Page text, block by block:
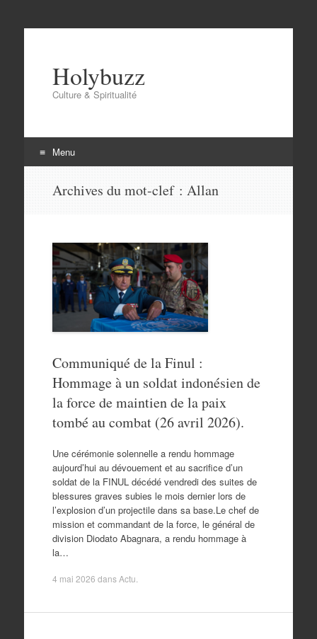
Holybuzz
Culture & Spiritualité
Menu
Archives du mot-clef : Allan
Communiqué de la Finul :
Hommage à un soldat indonésien de
la force de maintien de la paix
tombé au combat (26 avril 2026).
Une cérémonie solennelle a rendu hommage
aujourd’hui au dévouement et au sacrifice d’un
soldat de la FINUL décédé vendredi des suites de
blessures graves subies le mois dernier lors de
l’explosion d’un projectile dans sa base.Le chef de
mission et commandant de la force, le général de
division Diodato Abagnara, a rendu hommage à
la…
4 mai 2026 dansActu